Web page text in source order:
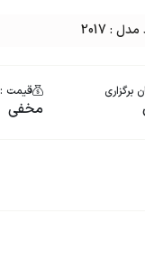
: 2017
برگزاری قیمت :
مخفی